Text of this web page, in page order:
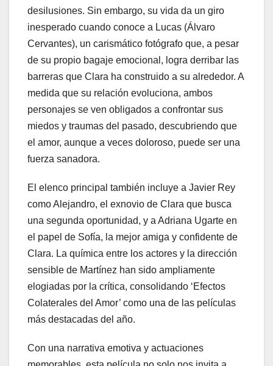
desilusiones. Sin embargo, su vida da un giro
inesperado cuando conoce a Lucas (Álvaro
Cervantes), un carismático fotógrafo que, a pesar
de su propio bagaje emocional, logra derribar las
barreras que Clara ha construido a su alrededor. A
medida que su relación evoluciona, ambos
personajes se ven obligados a confrontar sus
miedos y traumas del pasado, descubriendo que
el amor, aunque a veces doloroso, puede ser una
fuerza sanadora.
El elenco principal también incluye a Javier Rey
como Alejandro, el exnovio de Clara que busca
una segunda oportunidad, y a Adriana Ugarte en
el papel de Sofía, la mejor amiga y confidente de
Clara. La química entre los actores y la dirección
sensible de Martínez han sido ampliamente
elogiadas por la crítica, consolidando ‘Efectos
Colaterales del Amor’ como una de las películas
más destacadas del año.
Con una narrativa emotiva y actuaciones